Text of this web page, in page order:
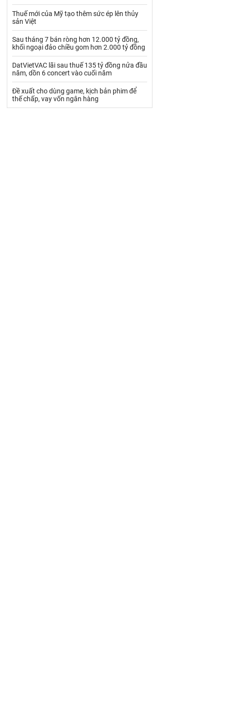
Than Thức ăn chăn nuôi
Thủy hải sản khác
Vàng
VLXD khác Xăng dầu
Xi măng - Clynker
Thuế mới của Mỹ tạo thêm sức ép lên thủy
sản Việt
Sau tháng 7 bán ròng hơn 12.000 tỷ đồng,
khối ngoại đảo chiều gom hơn 2.000 tỷ đồng
DatVietVAC lãi sau thuế 135 tỷ đồng nửa đầu
năm, dồn 6 concert vào cuối năm
Đề xuất cho dùng game, kịch bản phim để
thế chấp, vay vốn ngân hàng